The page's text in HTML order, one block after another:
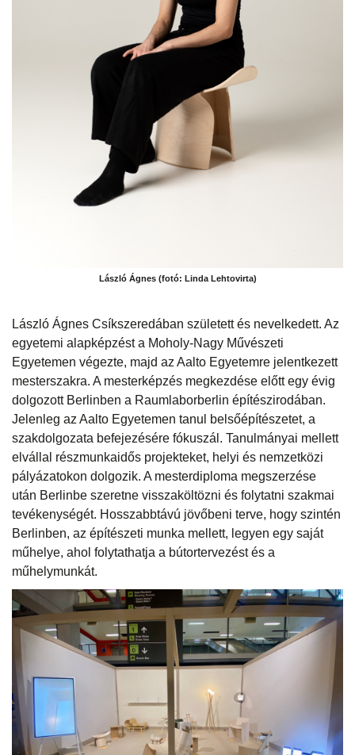
László Ágnes (fotó: Linda Lehtovirta)
László Ágnes Csíkszeredában született és nevelkedett. Az
egyetemi alapképzést a Moholy-Nagy Művészeti
Egyetemen végezte, majd az Aalto Egyetemre jelentkezett
mesterszakra. A mesterképzés megkezdése előtt egy évig
dolgozott Berlinben a Raumlaborberlin építészirodában.
Jelenleg az Aalto Egyetemen tanul belsőépítészetet, a
szakdolgozata befejezésére fókuszál. Tanulmányai mellett
elvállal részmunkaidős projekteket, helyi és nemzetközi
pályázatokon dolgozik. A mesterdiploma megszerzése
után Berlinbe szeretne visszaköltözni és folytatni szakmai
tevékenységét. Hosszabbtávú jövőbeni terve, hogy szintén
Berlinben, az építészeti munka mellett, legyen egy saját
műhelye, ahol folytathatja a bútortervezést és a
műhelymunkát.